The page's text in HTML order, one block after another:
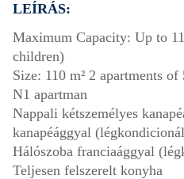
LEÍRÁS:
Maximum Capacity: Up to
children)
Size: 110 m² 2 apartments of
N1 apartman
Nappali kétszemélyes
kanapéággyal
Hálószoba franciaággyal
Teljesen felszerelt konyha